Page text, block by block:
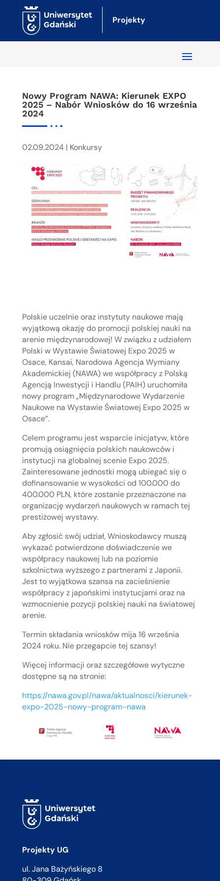
Projekty
Nowy Program NAWA: Kierunek EXPO
2025 – Nabór Wniosków do 16 września
2024
02.09.2024| Konkursy
Polskie uczelnie oraz instytuty naukowe mają
wyjątkową okazję do promocji polskiej nauki na
arenie międzynarodowej! W związku z udziałem
Polski w Wystawie Światowej Expo 2025 w
Osace, Kansai, Narodowa Agencja Wymiany
Akademickiej (NAWA) we współpracy z Polską
Agencją Inwestycji i Handlu (PAIH) uruchomiła
nowy program „Międzynarodowe Wydarzenie
Naukowe na Wystawie Światowej Expo 2025 w
Osace”.
Celem programu jest wsparcie inicjatyw, które
promują osiągnięcia polskich naukowców i
instytucji na globalnej scenie Expo 2025.
Zainteresowane jednostki mogą ubiegać się o
dofinansowanie w wysokości od 100.000 do
400.000 PLN, które zostanie przeznaczone na
organizację wydarzeń naukowych w ramach tej
prestiżowej wystawy.
Aby zgłosić swój udział, Wnioskodawcy muszą
wykazać potwierdzone doświadczenie we
współpracy naukowej lub na poziomie
szkolnictwa wyższego z partnerami z Japonii.
Jest to wyjątkowa szansa na zacieśnienie
współpracy z japońskimi instytucjami oraz na
wzmocnienie pozycji polskiej nauki na światowej
arenie.
Termin składania wniosków mija 16 września
2024 roku. Nie przegapcie tej szansy!
Więcej informacji oraz szczegółowe wytyczne
dostępne są na stronie:
https://nawa.gov.pl/nawa/aktualnosci/kierunek-
expo-2025-nowy-program-nawa
Projekty UG
ul. Jana Bażyńskiego 8